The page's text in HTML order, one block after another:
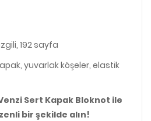
192 sayfa
yuvarlak köşeler, elastik
Sert Kapak Bloknot ile
bir şekilde alın!